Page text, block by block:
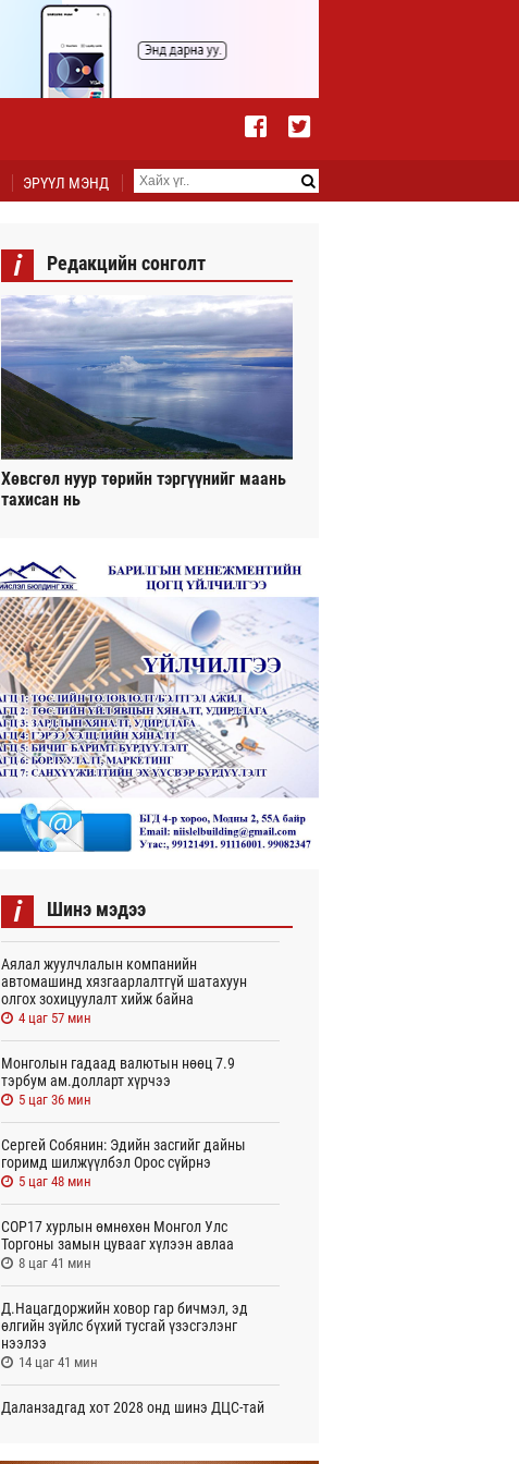
ЭРҮҮЛ МЭНД
i Редакцийн сонголт
Хөвсгөл нуур төрийн тэргүүнийг маань
тахисан нь
i Шинэ мэдээ
Аялал жуулчлалын компанийн
автомашинд хязгаарлалтгүй шатахуун
олгох зохицуулалт хийж байна
4 цаг 57 мин
Монголын гадаад валютын нөөц 7.9
тэрбум ам.долларт хүрчээ
5 цаг 36 мин
Сергей Собянин: Эдийн засгийг дайны
горимд шилжүүлбэл Орос сүйрнэ
5 цаг 48 мин
COP17 хурлын өмнөхөн Монгол Улс
Торгоны замын цувааг хүлээн авлаа
8 цаг 41 мин
Д.Нацагдоржийн ховор гар бичмэл, эд
өлгийн зүйлс бүхий тусгай үзэсгэлэнг
нээлээ
14 цаг 41 мин
Даланзадгад хот 2028 онд шинэ ДЦС-тай